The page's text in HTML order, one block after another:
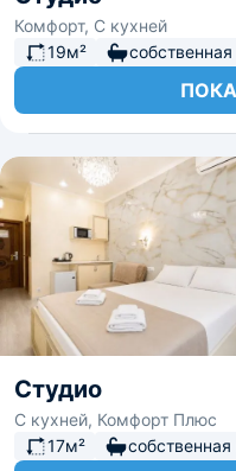
Комфорт, С кухней
19м²
Студио
С кухней, Комфорт Плюс
17м²